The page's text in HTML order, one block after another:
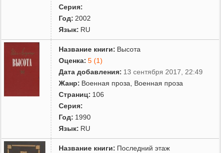
Крылья и цепи,
Тысяча первый поединок (1971)
Родник пробивает камни (1974),
Обрывистые берега (1982—1986),
В огне повенчанные (1984),
Черные лебеди (1990).
В начале 2000-х годов Иван Лазутин издал двухтомник
воспоминаний «Судьбы крутые повороты».
Серия:
Год: 2002
Язык: RU
Название книги: Высота
Оценка: 5 (1)
Дата добавления: 13 сентября 2017, 22:49
Жанр: Военная проза
Военная проза
Страниц: 106
Серия:
Год: 1990
Язык: RU
Название книги: Последний этаж